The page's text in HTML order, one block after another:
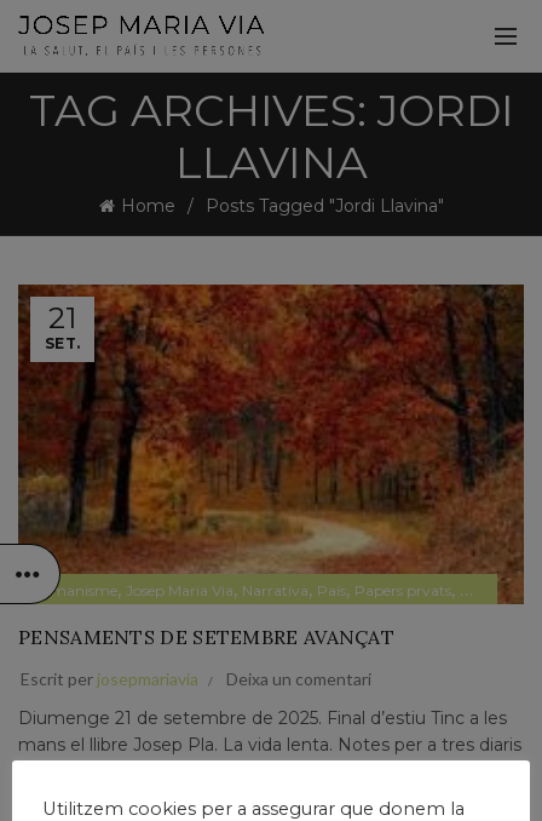
TAG ARCHIVES: JORDI
LLAVINA
Home Posts Tagged "Jordi Llavina"
21
SET.
Humanisme, Josep Maria Via, Narrativa, País, Papers prvats, Pensament
PENSAMENTS DE SETEMBRE AVANÇAT
Escrit per josepmariavia Deixa un comentari
Diumenge 21 de setembre de 2025. Final d’estiu Tinc a les
mans el llibre Josep Pla. La vida lenta. Notes per a tres diaris
mort d’un...
Utilitzem cookies per a assegurar que donem la